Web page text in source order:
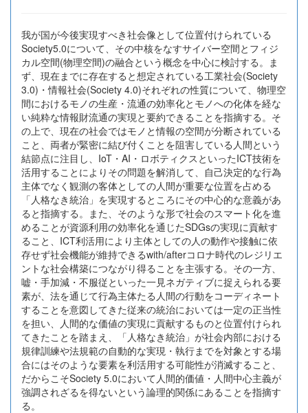
我が国が今後実現すべき社会像として位置付けられている
Society5.0について、その中核をなすサイバー空間とフィジ
カル空間(物理空間)の融合という概念を中心に検討する。ま
ず、現在までに存在すると想定されている工業社会(Society
3.0)・情報社会(Society 4.0)それぞれの性質について、物理空
間におけるモノの生産・流通の効率化とモノへの化体を経な
い純粋な情報財流通の実現と要約できることを指摘する。そ
の上で、現在の社会ではモノと情報の空間が分断されている
こと、両者が緊密に結び付くことを阻害している人間という
結節点に注目し、IoT・AI・ロボティクスといったICT技術を
活用することによりその問題を解消して、自己決定的な行為
主体でなく観測の客体としての人間が重要な位置を占める
「人格なき統治」を実現するところにその中心的な意義があ
ると指摘する。また、そのような形で社会のスマート化を進
めることが資源利用の効率化を通じたSDGsの実現に貢献す
ること、ICT利活用により主体としての人の動作や接触に依
存せず社会機能が維持できるwith/afterコロナ時代のレジリエ
ントな社会構築につながり得ることを主張する。その一方、
嘘・手加減・不服従といった一見ネガティブに捉えられる要
素が、法を通じて行為主体たる人間の行動をコーディネート
することを意図してきた従来の統治においては一定の正当性
を担い、人間的な価値の実現に貢献するものと位置付けられ
てきたことを踏まえ、「人格なき統治」が社会内部における
規律訓練や法規範の自動的な実現・執行までを対象とする場
合にはそのような要素を利活用する可能性が消滅すること、
だからこそSociety 5.0において人間的価値・人間中心主義が
強調されざるを得ないという論理的関係にあることを指摘す
る。